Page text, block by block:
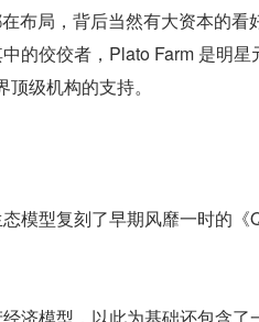
布局，背后当然有大资本的看
的佼佼者，Plato Farm 是明星
级机构的支持。
模型复刻了早期风靡一时的《